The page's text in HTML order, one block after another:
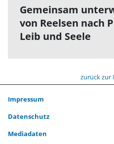
Gemeinsam
von Reelsen nach
Leib und Seele
zurück zur
Impressum
Datenschutz
Mediadaten